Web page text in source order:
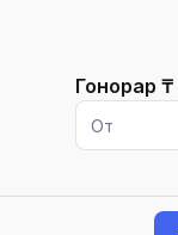
Гонорар ₸